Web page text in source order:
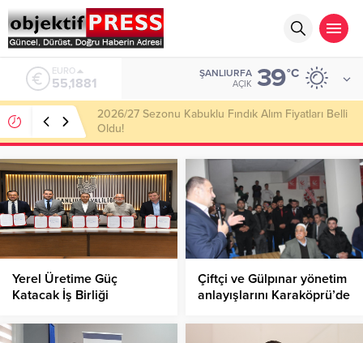
ALTIN
6.660,55
ŞANLIURFA
AÇIK 39°C
Haliliye Belediyesi Her Gün 4 Bin 898 Kişiye Sıcak
Yemek Ulaştırıyor!
Yerel Üretime Güç
Katacak İş Birliği
Çiftçi ve Gülpınar yönetim
anlayışlarını Karaköprü’de